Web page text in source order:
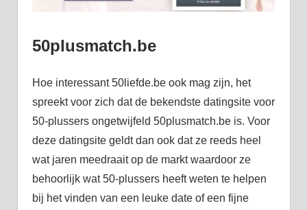
50plusmatch.be
Hoe interessant 50liefde.be ook mag zijn, het
spreekt voor zich dat de bekendste datingsite voor
50-plussers ongetwijfeld 50plusmatch.be is. Voor
deze datingsite geldt dan ook dat ze reeds heel
wat jaren meedraait op de markt waardoor ze
behoorlijk wat 50-plussers heeft weten te helpen
bij het vinden van een leuke date of een fijne